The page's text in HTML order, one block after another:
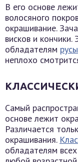
В его основе
волосяного
окрашивание.
висков и
обладателям
неплохо
Самый
основе лежит
Различается
окрашивания.
обладателям